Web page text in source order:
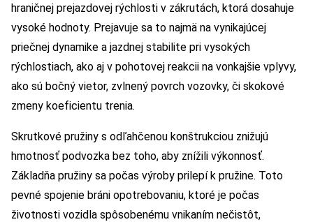
hraničnej prejazdovej rýchlosti v zákrutách, ktorá dosahuje
vysoké hodnoty. Prejavuje sa to najmä na vynikajúcej
priečnej dynamike a jazdnej stabilite pri vysokých
rýchlostiach, ako aj v pohotovej reakcii na vonkajšie vplyvy,
ako sú bočný vietor, zvlnený povrch vozovky, či skokové
zmeny koeficientu trenia.
Skrutkové pružiny s odľahčenou konštrukciou znižujú
hmotnosť podvozka bez toho, aby znížili výkonnosť.
Základňa pružiny sa počas výroby prilepí k pružine. Toto
pevné spojenie bráni opotrebovaniu, ktoré je počas
životnosti vozidla spôsobenému vnikaním nečistôt,